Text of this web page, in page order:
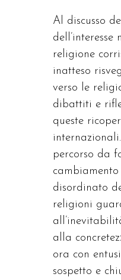
Al discusso
religione
inatteso
verso le
dibattiti e
queste
percorso da
disordinato
religioni
alla
ora con
sospetto e